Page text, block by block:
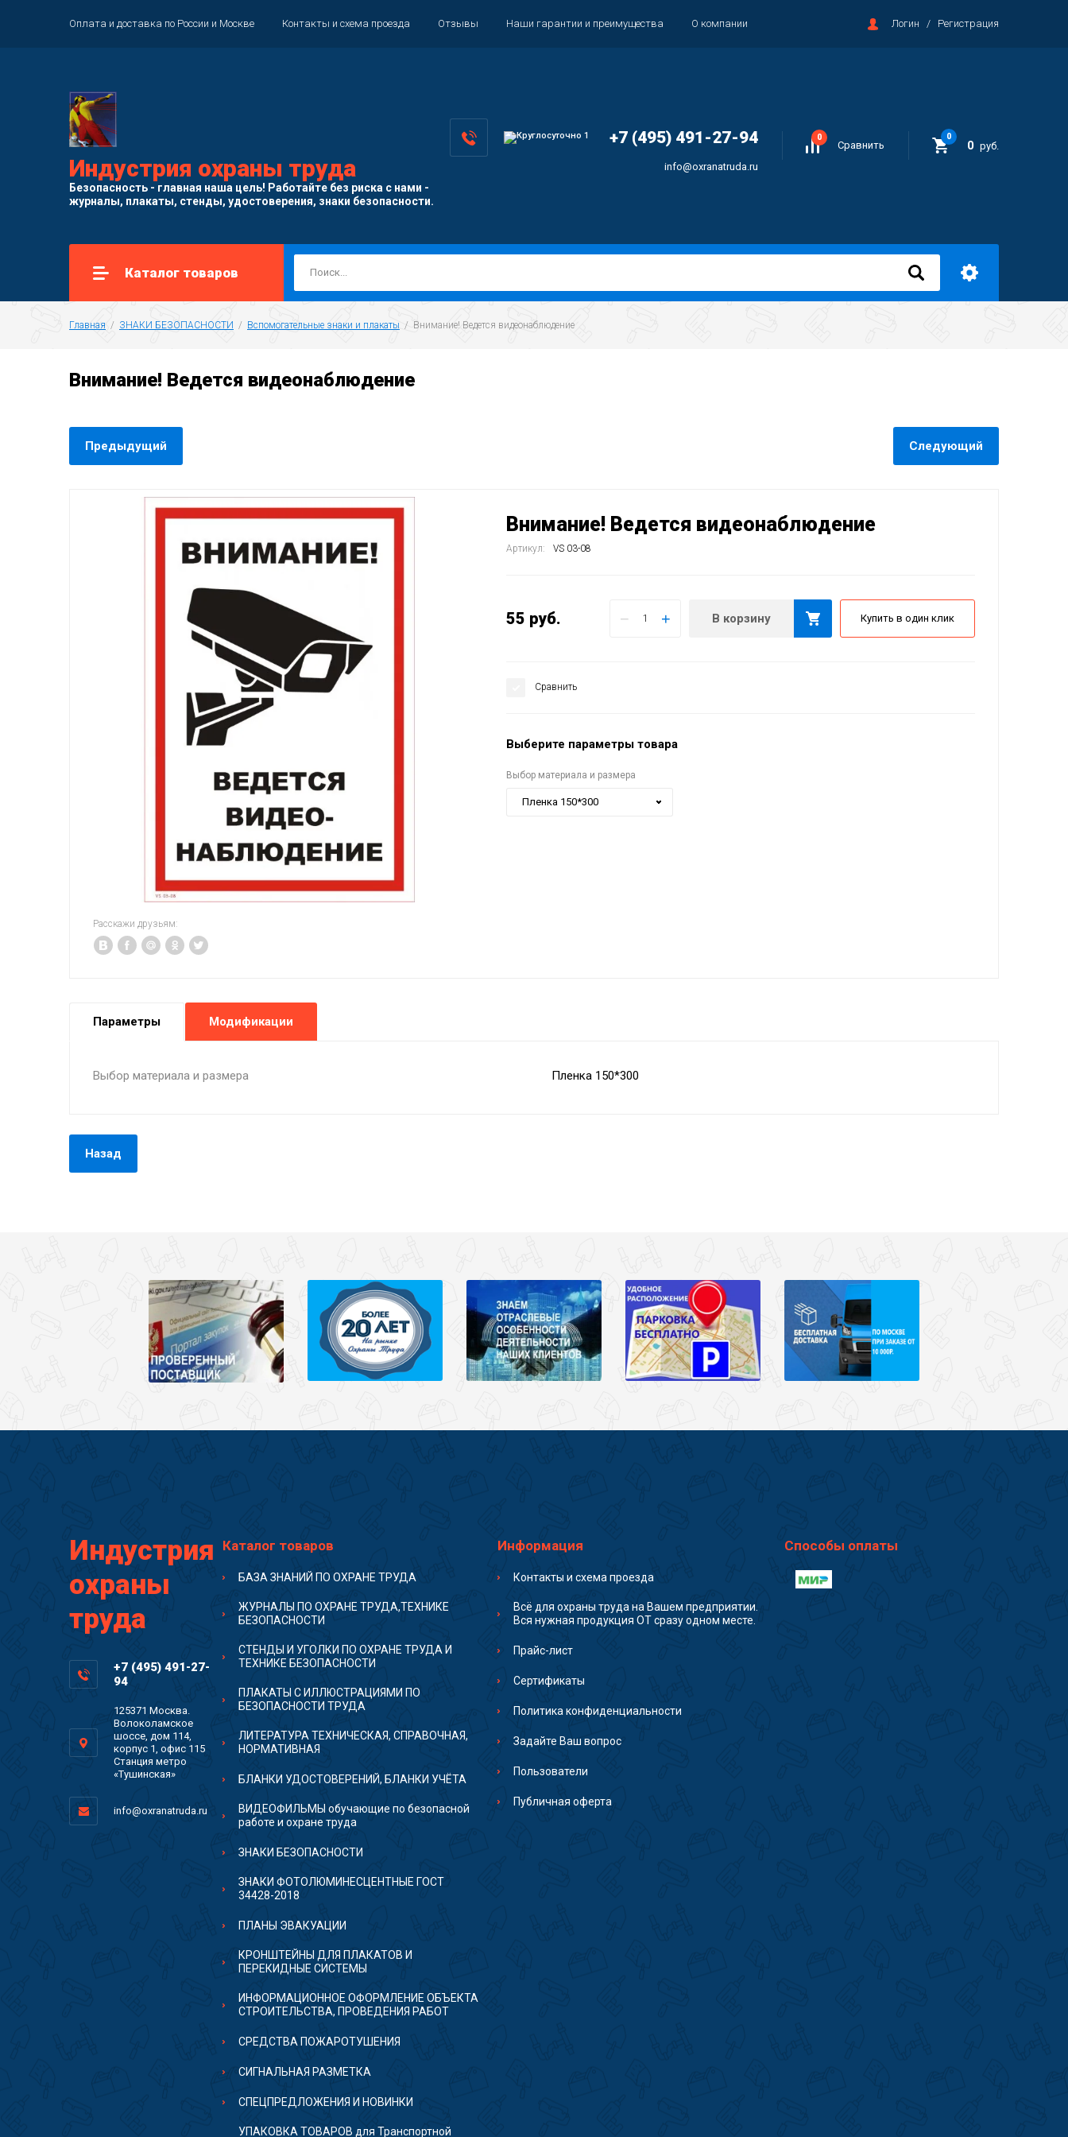
Оплата и доставка по России и Москве Контакты и схема проезда Отзывы Наши гарантии и преимущества О компании Логин / Регистрация
Индустрия охраны труда
Безопасность - главная наша цель! Работайте без риска с нами -
журналы, плакаты, стенды, удостоверения, знаки безопасности.
+7 (495) 491-27-94
info@oxranatruda.ru
Сравнить
0 0
0 руб.
Каталог товаров
Главная
  /
ЗНАКИ БЕЗОПАСНОСТИ
  /
Вспомогательные знаки и плакаты
  /  Внимание! Ведется видеонаблюдение
Внимание! Ведется видеонаблюдение
Предыдущий Следующий
Расскажи друзьям:
Внимание! Ведется видеонаблюдение
Артикул: VS 03-08
55 руб. − + В корзину Купить в один клик
Сравнить
Выберите параметры товара
Выбор материала и размера
Пленка 150*300
Параметры Модификации
Выбор материала и размера Пленка 150*300
Назад
Индустрия
охраны
труда
+7 (495) 491-27-
94
125371 Москва.
Волоколамское
шоссе, дом 114,
корпус 1, офис 115
Станция метро
«Тушинская»
info@oxranatruda.ru
Каталог товаров
БАЗА ЗНАНИЙ ПО ОХРАНЕ ТРУДА
ЖУРНАЛЫ ПО ОХРАНЕ ТРУДА,ТЕХНИКЕ
БЕЗОПАСНОСТИ
СТЕНДЫ И УГОЛКИ ПО ОХРАНЕ ТРУДА И
ТЕХНИКЕ БЕЗОПАСНОСТИ
ПЛАКАТЫ С ИЛЛЮСТРАЦИЯМИ ПО
БЕЗОПАСНОСТИ ТРУДА
ЛИТЕРАТУРА ТЕХНИЧЕСКАЯ, СПРАВОЧНАЯ,
НОРМАТИВНАЯ
БЛАНКИ УДОСТОВЕРЕНИЙ, БЛАНКИ УЧЁТА
ВИДЕОФИЛЬМЫ обучающие по безопасной
работе и охране труда
ЗНАКИ БЕЗОПАСНОСТИ
ЗНАКИ ФОТОЛЮМИНЕСЦЕНТНЫЕ ГОСТ
34428-2018
ПЛАНЫ ЭВАКУАЦИИ
КРОНШТЕЙНЫ ДЛЯ ПЛАКАТОВ И
ПЕРЕКИДНЫЕ СИСТЕМЫ
ИНФОРМАЦИОННОЕ ОФОРМЛЕНИЕ ОБЪЕКТА
СТРОИТЕЛЬСТВА, ПРОВЕДЕНИЯ РАБОТ
СРЕДСТВА ПОЖАРОТУШЕНИЯ
СИГНАЛЬНАЯ РАЗМЕТКА
СПЕЦПРЕДЛОЖЕНИЯ И НОВИНКИ
УПАКОВКА ТОВАРОВ для Транспортной
Информация
Контакты и схема проезда
Всё для охраны труда на Вашем предприятии.
Вся нужная продукция ОТ сразу одном месте.
Прайс-лист
Сертификаты
Политика конфиденциальности
Задайте Ваш вопрос
Пользователи
Публичная оферта
Способы оплаты